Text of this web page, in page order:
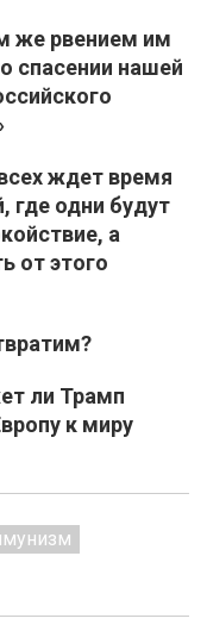
же рвением им
спасении нашей
ждет время
где одни будут
а
от этого
ли Трамп
к миру